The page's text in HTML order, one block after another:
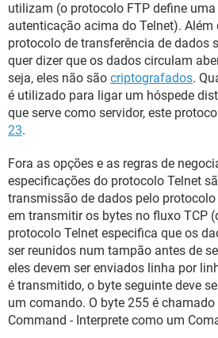
utilizam (o protocolo FTP define
autenticação acima do Telnet). Além
protocolo de transferência de dados
quer dizer que os dados circulam
seja, eles não são criptografados.
é utilizado para ligar um hóspede
que serve como servidor, este
23.
Fora as opções e as regras de
especificações do protocolo Telnet
transmissão de dados pelo
em transmitir os bytes no fluxo TCP
protocolo Telnet especifica que os
ser reunidos num tampão antes de
eles devem ser enviados linha por
é transmitido, o byte seguinte deve
um comando. O byte 255 é chamado
Command - Interprete como um